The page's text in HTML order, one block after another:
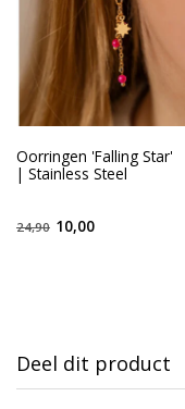
Oorringen 'Falling Star'
| Stainless Steel
24,90 10,00
Deel dit product